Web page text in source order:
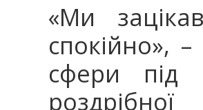
«Ми
спокійно»,
сфери